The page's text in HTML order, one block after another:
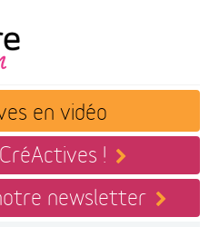
en vidéo
!
newsletter